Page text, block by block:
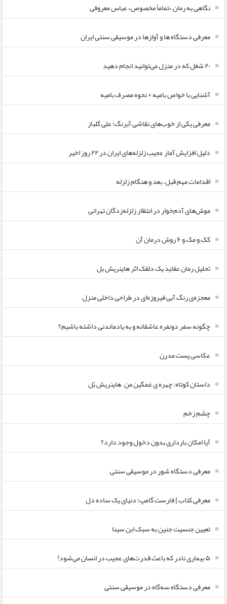
نگاهی به رمان «تماماً مخصوص» عباس معروفی
معرفی دستگاه ها و آوازها در موسیقی سنتی ایران
۲۰ شغل که در منزل می‌توانید انجام دهید
آشنایی با خواص بامیه + نحوه مصرف بامیه
معرفی یکی از خوب‌های نقاشی آبرنگ؛ علی گلباز
دلیل افزایش آمار عجیب زلزله‌های ایران در ۲۲ روز اخیر
اقدامات مهم قبل، بعد و هنگام زلزله
موش‌های آدم‌خوار در انتظار زلزله‌زدگان تهرانی
کک و مک و ۶ روش درمان آن
تحلیل رمان عقاید یک دلقک اثر هاینریش بل
معجزه‌ی رنگ آبی فیروزه‌ای در طراحی داخلی منزل
چگونه سفر دونفره عاشقانه و به یادماندنی داشته باشیم؟
عکاسی پست مدرن
داستان کوتاه: چهره ی غمگین من – هاینریش بُل
چشم زخم
آیا امکان بارداری بدون دخول وجود دارد؟
معرفی دستگاه شور در موسیقی سنتی
معرفی کتاب | فارست گامپ؛ دنیای یک ساده دل
تعیین جنسیت جنین به سبک ابن سینا
۵ بیماری نادر که باعث قدرت‌های عجیب در انسان می‌شود!
معرفی دستگاه سه‌گاه در موسیقی سنتی